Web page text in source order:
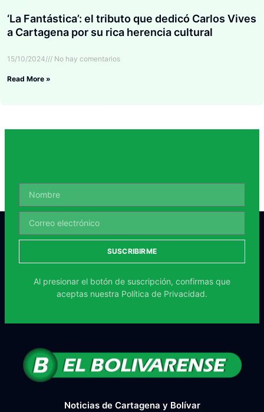
‘La Fantástica’: el tributo que dedicó Carlos Vives
a Cartagena por su rica herencia cultural
15/10/2024 No hay comentarios
Read More »
SUSCRIBIRME
Al presionar el botón de suscripción, confirmas que
aceptas nuestra Política de Privacidad.
Noticias de Cartagena y Bolívar